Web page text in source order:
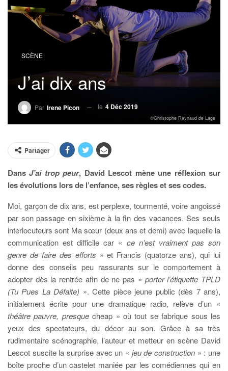
SCÈNE
J’ai dix ans
Par Irene Picon le 4 Déc 2019
©Christophe Raynaud de Lage
Partager
DansJ’ai trop peur, David Lescot mène une réflexion sur
les évolutions lors de l’enfance, ses règles et ses codes.
Moi, garçon de dix ans, est perplexe, tourmenté, voire angoissé
par son passage en sixième à la fin des vacances. Ses seuls
interlocuteurs sont Ma sœur (deux ans et demi) avec laquelle la
communication est difficile car « ce n’est vraiment pas son
genre de faire des efforts » et Francis (quatorze ans), qui lui
donne des conseils peu rassurants sur le comportement à
adopter dès la rentrée afin de ne pas « porter l’étiquette TPLD
(Tu Pues La Défaite) ». Cette pièce jeune public (dès 7 ans),
initialement écrite pour une dramatique radio, relève d’un «
théâtre pauvre, presquecheap » où tout se fabrique sous les
yeux des spectateurs, du décor au son. Grâce à sa très
rudimentaire scénographie, l’auteur et metteur en scène David
Lescot suscite la surprise avec un « jeu de construction » : une
boîte proche d’un castelet maniée par les comédiennes qui en